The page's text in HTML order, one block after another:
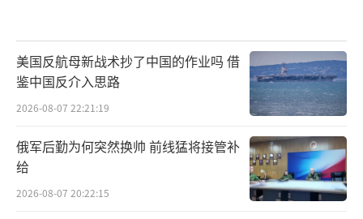
美国反航母新战术抄了中国的作业吗 借
鉴中国反介入思路
2026-08-07 22:21:19
俄军后勤为何突然换帅 前线猛将接管补
给
2026-08-07 20:22:15